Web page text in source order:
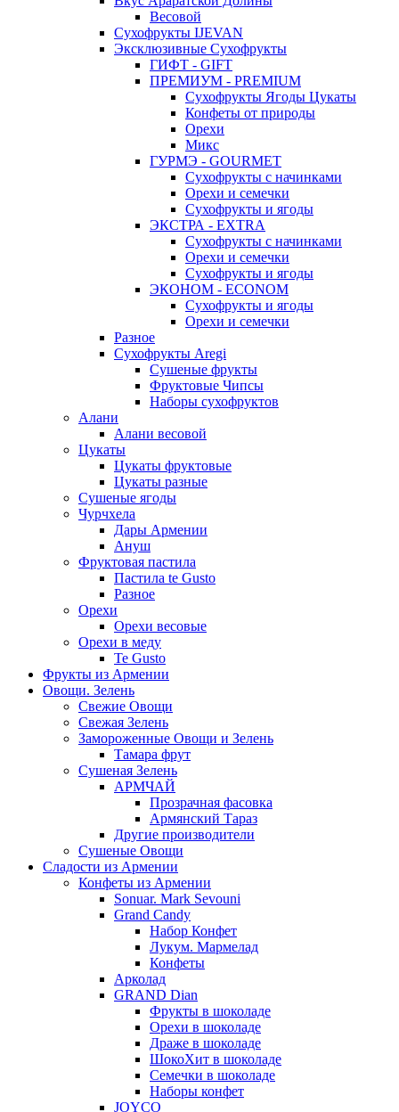
Весовой
Сухофрукты IJEVAN
Эксклюзивные Сухофрукты
ГИФТ - GIFT
ПРЕМИУМ - PREMIUM
Сухофрукты Ягоды Цукаты
Конфеты от природы
Орехи
Микс
ГУРМЭ - GOURMET
Сухофрукты с начинками
Орехи и семечки
Сухофрукты и ягоды
ЭКСТРА - EXTRA
Сухофрукты с начинками
Орехи и семечки
Сухофрукты и ягоды
ЭКОНОМ - ECONOM
Сухофрукты и ягоды
Орехи и семечки
Разное
Сухофрукты Aregi
Сушеные фрукты
Фруктовые Чипсы
Наборы сухофруктов
Алани
Алани весовой
Цукаты
Цукаты фруктовые
Цукаты разные
Сушеные ягоды
Чурчхела
Дары Армении
Ануш
Фруктовая пастила
Пастила te Gusto
Разное
Орехи
Орехи весовые
Орехи в меду
Te Gusto
Фрукты из Армении
Овощи. Зелень
Свежие Овощи
Свежая Зелень
Замороженные Овощи и Зелень
Тамара фрут
Сушеная Зелень
АРМЧАЙ
Прозрачная фасовка
Армянский Тараз
Другие производители
Сушеные Овощи
Сладости из Армении
Конфеты из Армении
Sonuar. Mark Sevouni
Grand Candy
Набор Конфет
Лукум. Мармелад
Конфеты
Арколад
GRAND Dian
Фрукты в шоколаде
Орехи в шоколаде
Драже в шоколаде
ШокоХит в шоколаде
Семечки в шоколаде
Наборы конфет
JOYCO